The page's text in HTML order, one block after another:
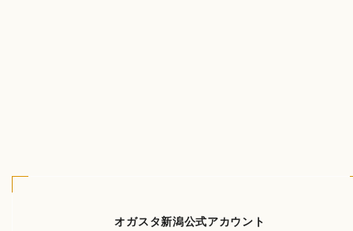
オガスタ新潟公式アカウント